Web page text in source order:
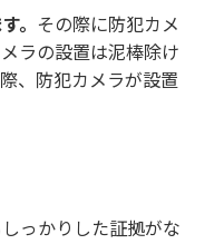
。 その際に防犯カメ
ラの設置は泥棒除け
、防犯カメラが設置
っかりした証拠がな